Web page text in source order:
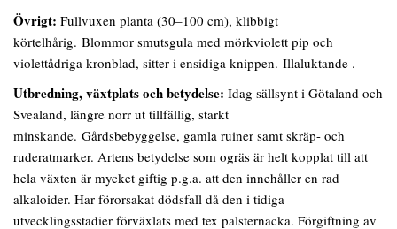
Övrigt: Fullvuxen planta (30–100 cm), klibbigt
körtelhårig. Blommor smutsgula med mörkviolett pip och
violettådriga kronblad, sitter i ensidiga knippen. Illaluktande .
Utbredning, växtplats och betydelse: Idag sällsynt i Götaland och
Svealand, längre norr ut tillfällig, starkt
minskande. Gårdsbebyggelse, gamla ruiner samt skräp- och
ruderatmarker. Artens betydelse som ogräs är helt kopplat till att
hela växten är mycket giftig p.g.a. att den innehåller en rad
alkaloider. Har förorsakat dödsfall då den i tidiga
utvecklingsstadier förväxlats med tex palsternacka. Förgiftning av